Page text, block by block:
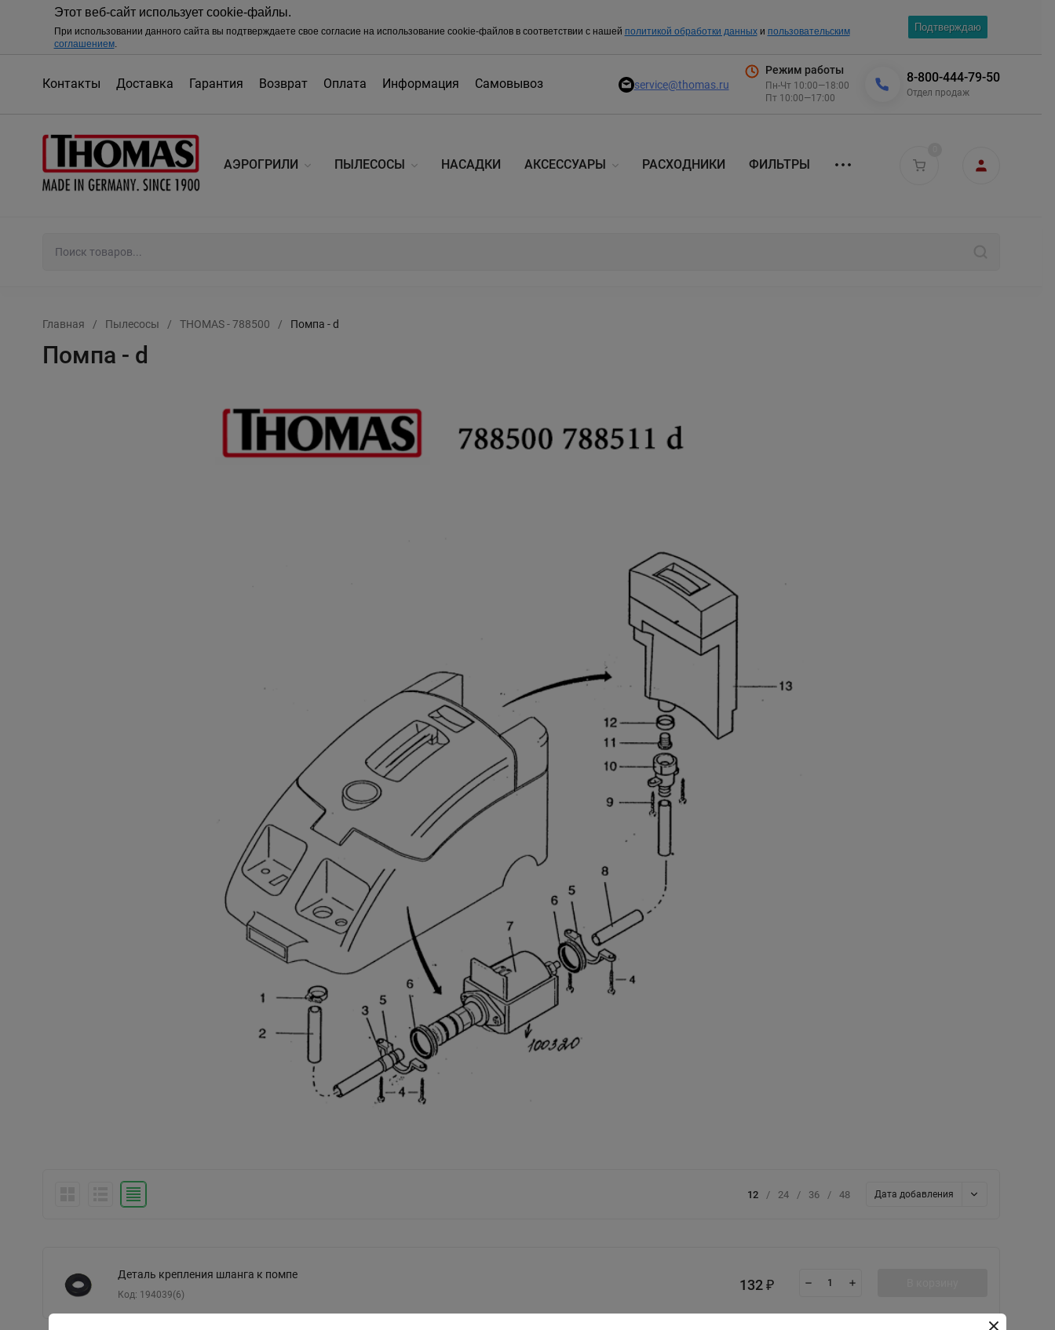
Этот веб-сайт использует cookie-файлы.
При использовании данного сайта вы подтверждаете свое согласие на использование cookie-файлов в соответствии с нашей политикой обработки данныхи пользовательским
соглашением.
Подтверждаю
Контакты Доставка Гарантия Возврат Оплата Информация Самовывоз service@thomas.ru
Режим работы
Пн-Чт 10:00—18:00
Пт 10:00—17:00
8-800-444-79-50
Отдел продаж
АЭРОГРИЛИ ПЫЛЕСОСЫ НАСАДКИ АКСЕССУАРЫ РАСХОДНИКИ ФИЛЬТРЫ
Главная / Пылесосы / THOMAS - 788500 / Помпа - d
Помпа - d
12 / 24 / 36 / 48 Дата добавления
Деталь крепления шланга к помпе
Код: 194039(6)
132 ₽